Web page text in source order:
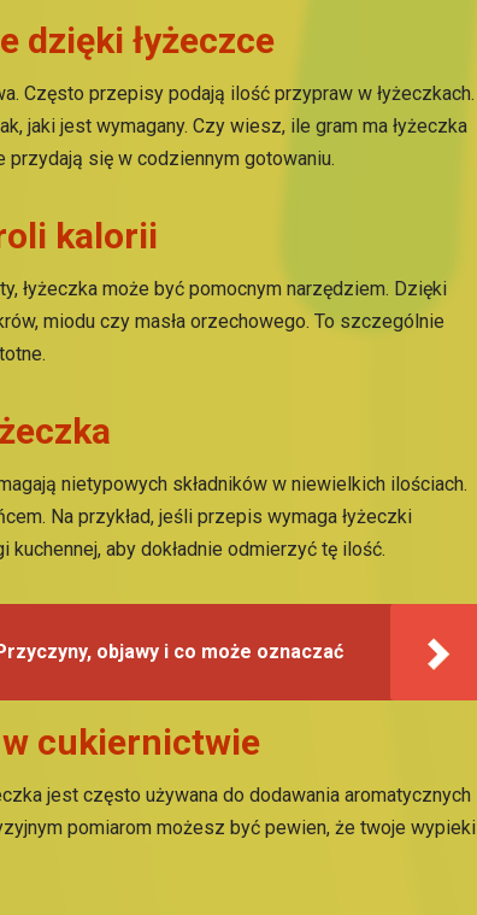
dzięki łyżeczce
Często przepisy podają ilość przypraw w łyżeczkach.
jaki jest wymagany. Czy wiesz, ile gram ma łyżeczka
przydają się w codziennym gotowaniu.
kalorii
łyżeczka może być pomocnym narzędziem. Dzięki
miodu czy masła orzechowego. To szczególnie
nietypowych składników w niewielkich ilościach.
Na przykład, jeśli przepis wymaga łyżeczki
aby dokładnie odmierzyć tę ilość.
objawy i co może oznaczać
cukiernictwie
jest często używana do dodawania aromatycznych
pomiarom możesz być pewien, że twoje wypieki